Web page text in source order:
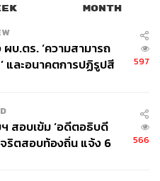
MONTH
บ.ตร. ‘ความสามารถ
และอนาคตการปฏิรูปสี
597
สอบเข้ม ‘อดีตอธิบดี
ริตสอบท้องถิ่น แจ้ง 6
566